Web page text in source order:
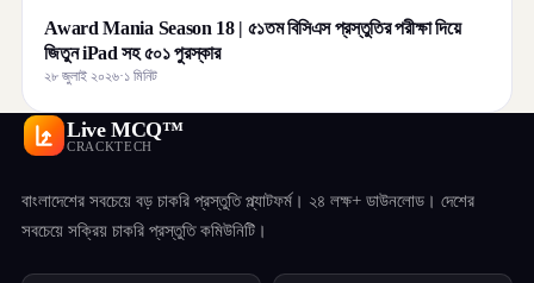
Award Mania Season 18 | ৫১তম বিসিএস প্রস্তুতির পরীক্ষা দিয়ে
জিতুন iPad সহ ৫০১ পুরস্কার
২৮ জুলাই ২০২৬·১ মিনিট
Live MCQ™
CRACKTECH
বাংলাদেশের সবচেয়ে বড় চাকরি প্রস্তুতি প্ল্যাটফর্ম। ২৪ লক্ষ+ ডাউনলোড। দেশের
সবচেয়ে সক্রিয় চাকরি প্রস্তুতি কমিউনিটি।